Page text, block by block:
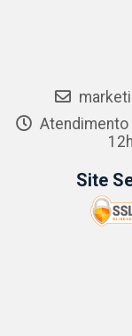
Atendimento
Site